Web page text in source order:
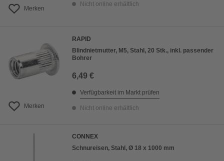
Merken
Nicht online erhältlich
Merken
RAPID
Blindnietmutter, M5, Stahl, 20 Stk., inkl. passender
Bohrer
6,49 €
Verfügbarkeit im Markt prüfen
Nicht online erhältlich
CONNEX
Schnureisen, Stahl, Ø 18 x 1000 mm